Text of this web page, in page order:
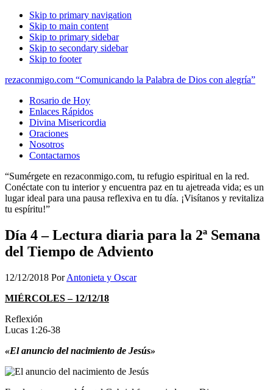
Skip to primary navigation
Skip to main content
Skip to primary sidebar
Skip to secondary sidebar
Skip to footer
rezaconmigo.com “Comunicando la Palabra de Dios con alegría”
Rosario de Hoy
Enlaces Rápidos
Divina Misericordia
Oraciones
Nosotros
Contactarnos
“Sumérgete en rezaconmigo.com, tu refugio espiritual en la red.
Conéctate con tu interior y encuentra paz en tu ajetreada vida; es un
lugar ideal para una pausa reflexiva en tu día. ¡Visítanos y revitaliza
tu espíritu!”
Día 4 – Lectura diaria para la 2ª Semana
del Tiempo de Adviento
12/12/2018 PorAntonieta y Oscar
MIÉRCOLES – 12/12/18
Reflexión
Lucas 1:26-38
«El anuncio del nacimiento de Jesús»